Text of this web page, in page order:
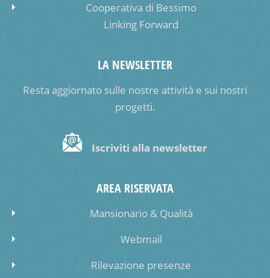
Cooperativa di Bessimo
Linking Forward
LA NEWSLETTER
Resta aggiornato sulle nostre attività e sui nostri
progetti.
Iscriviti alla newsletter
AREA RISERVATA
Mansionario & Qualità
Webmail
Rilevazione presenze